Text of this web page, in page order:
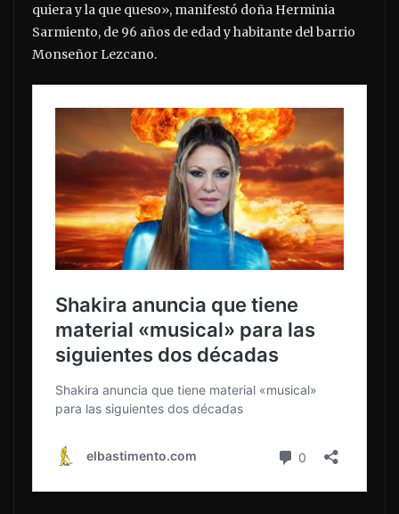
quiera y la que queso», manifestó doña Herminia
Sarmiento, de 96 años de edad y habitante del barrio
Monseñor Lezcano.